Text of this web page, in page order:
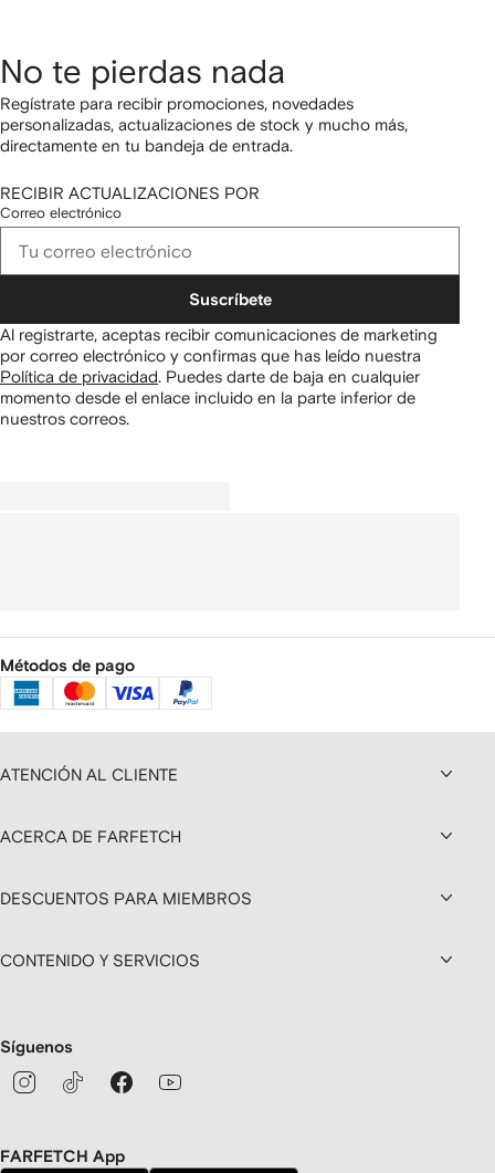
No te pierdas nada
Regístrate para recibir promociones, novedades
personalizadas, actualizaciones de stock y mucho más,
directamente en tu bandeja de entrada.
RECIBIR ACTUALIZACIONES POR
Correo electrónico
Suscríbete
Al registrarte, aceptas recibir comunicaciones de marketing
por correo electrónico y confirmas que has leído nuestra
Política de privacidad. Puedes darte de baja en cualquier
momento desde el enlace incluido en la parte inferior de
nuestros correos.
Métodos de pago
ATENCIÓN AL CLIENTE
ACERCA DE FARFETCH
DESCUENTOS PARA MIEMBROS
CONTENIDO Y SERVICIOS
Síguenos
FARFETCH App